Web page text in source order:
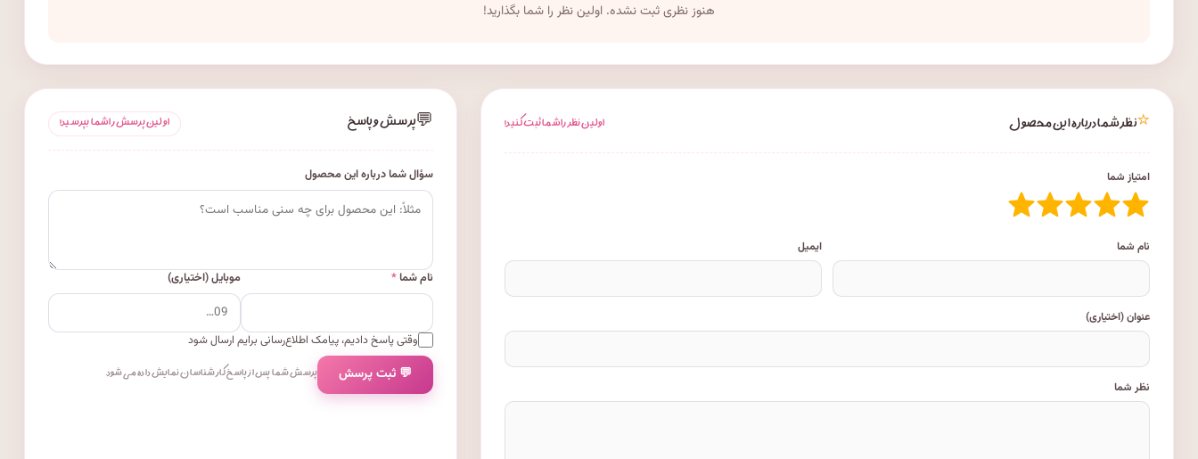
هنوز نظری ثبت نشده. اولین نظر را شما بگذارید!
⭐نظر شما درباره این محصول اولین نظر را شما ثبت کنید!
امتیاز شما
نام شما ایمیل
عنوان (اختیاری)
نظر شما
💬پرسش و پاسخ اولین پرسش را شما بپرسید!
سؤال شما درباره این محصول
نام شما* موبایل (اختیاری)
وقتی پاسخ دادیم، پیامک اطلاع‌رسانی برایم ارسال شود
💬 ثبت پرسش پرسش شما پس از پاسخ کارشناسان نمایش داده می‌شود.